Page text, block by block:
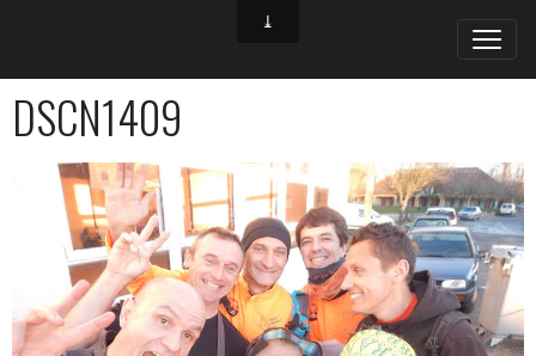
DSCN1409